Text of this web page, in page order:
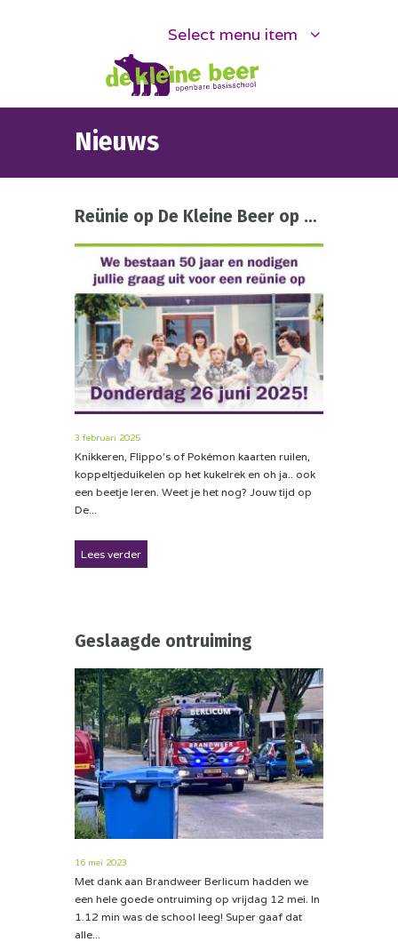
Select menu item
Nieuws
Reünie op De Kleine Beer op 26 juni 2025
3 februari 2025
Knikkeren, Flippo’s of Pokémon kaarten ruilen,
koppeltjeduikelen op het kukelrek en oh ja.. ook
een beetje leren. Weet je het nog? Jouw tijd op
De...
Lees verder
Geslaagde ontruiming
16 mei 2023
Met dank aan Brandweer Berlicum hadden we
een hele goede ontruiming op vrijdag 12 mei. In
1.12 min was de school leeg! Super gaaf dat
alle...